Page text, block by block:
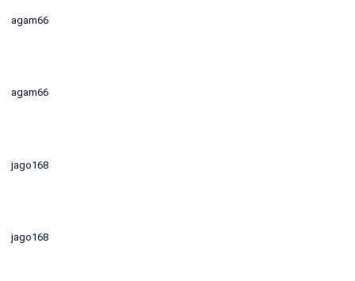
agam66
agam66
jago168
jago168